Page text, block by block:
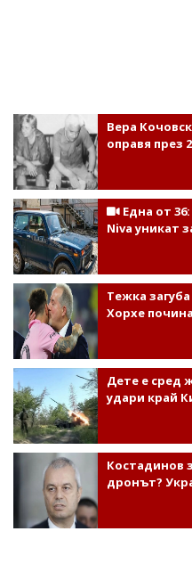
Вера
оправя през
Една от
Niva уникат
Тежка
Хорхе
Дете е сред
удари край
Костадинов
дронът?